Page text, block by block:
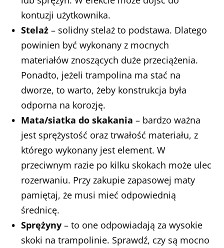
kontuzji użytkownika.
Stelaż– solidny stelaż to podstawa. Dlatego
powinien być wykonany z mocnych
materiałów znoszących duże przeciążenia.
Ponadto, jeżeli trampolina ma stać na
dworze, to warto, żeby konstrukcja była
odporna na korozję.
Mata/siatka do skakania – bardzo ważna
jest sprężystość oraz trwałość materiału, z
którego wykonany jest element. W
przeciwnym razie po kilku skokach może ulec
rozerwaniu. Przy zakupie zapasowej maty
pamiętaj, że musi mieć odpowiednią
średnicę.
Sprężyny– to one odpowiadają za wysokie
skoki na trampolinie. Sprawdź, czy są mocno